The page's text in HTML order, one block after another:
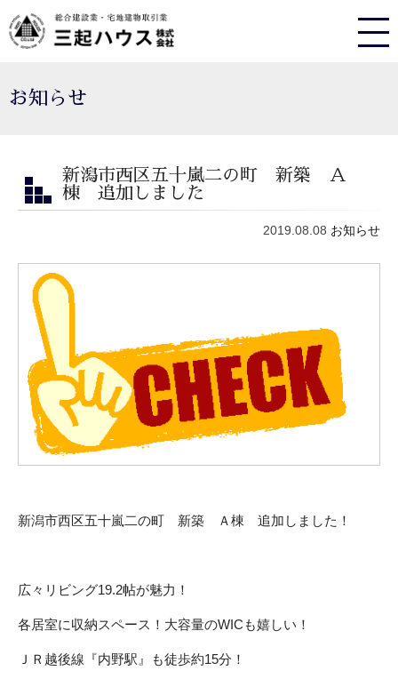
お知らせ
新潟市西区五十嵐二の町 新築 Ａ
棟 追加しました
2019.08.08 お知らせ
新潟市西区五十嵐二の町 新築 Ａ棟 追加しました！
広々リビング19.2帖が魅力！
各居室に収納スペース！大容量のWICも嬉しい！
ＪＲ越後線『内野駅』も徒歩約15分！